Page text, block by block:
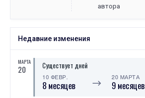
автора
Недавние изменения
МАРТА
20 Существует дней
10 ФЕВР.
8 месяцев ⟶
20 МАРТА
9 месяцев